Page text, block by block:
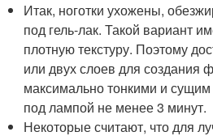
Итак, ноготки ухожены,
под гель-лак. Такой вариант
плотную текстуру. Поэтому
или двух слоев для создания
максимально тонкими и
под лампой не менее 3 минут.
Некоторые считают, что для